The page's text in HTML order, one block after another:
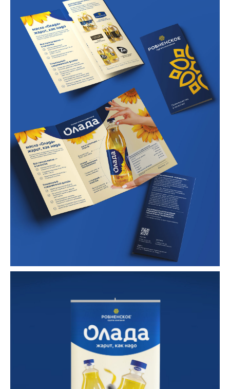
жарит как надо!